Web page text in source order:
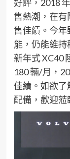
好評，2018
售熱潮，在有
售佳績。今
能，仍能維持
新年式 XC40
180 輛/月，
佳績。如欲了
配備，歡迎蒞